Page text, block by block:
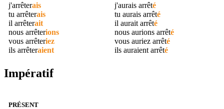
j'arrêterais
tu arrêterais
il arrêterait
nous arrêterions
vous arrêteriez
ils arrêteraient
j'aurais arrêté
tu aurais arrêté
il aurait arrêté
nous aurions arrêté
vous auriez arrêté
ils auraient arrêté
Impératif
PRÉSENT